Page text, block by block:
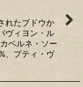
れたブドウか
ヴィヨン・ル
ベルネ・ソー
、プティ・ヴ